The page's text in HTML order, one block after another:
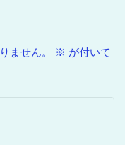
ません。 ※ が付いて